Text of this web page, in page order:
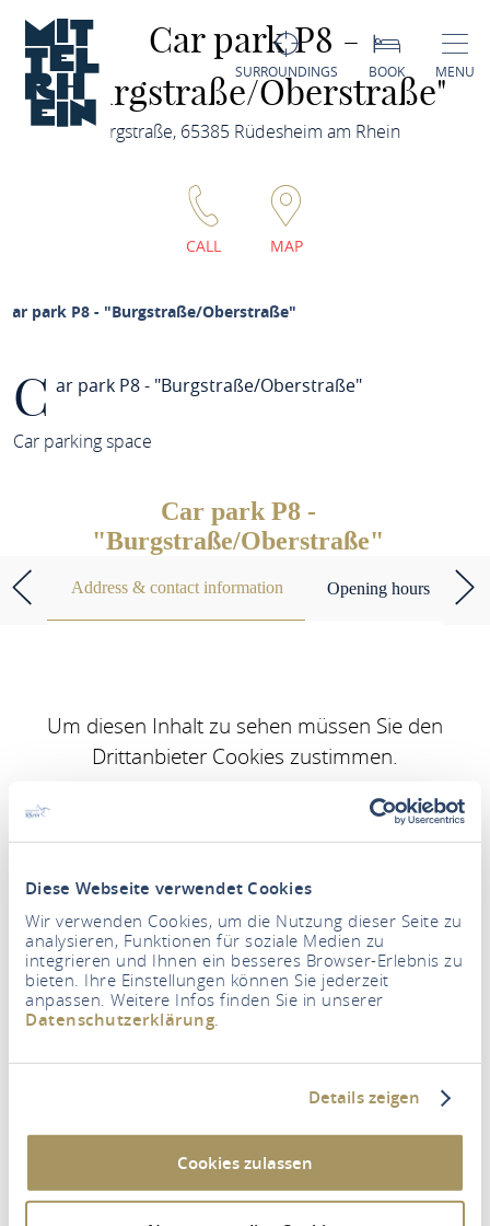
Diese Webseite verwendet Cookies
Wir verwenden Cookies, um die Nutzung dieser Seite zu
analysieren, Funktionen für soziale Medien zu
integrieren und Ihnen ein besseres Browser-Erlebnis zu
bieten. Ihre Einstellungen können Sie jederzeit
anpassen. Weitere Infos finden Sie in unserer
Datenschutzerklärung
Details zeigen
Cookies zulassen
SURROUNDINGS BOOK MENU
Car park P8 -
"Burgstraße/Oberstraße"
Burgstraße, 65385 Rüdesheim am Rhein
CALL MAP
Car park P8 - "Burgstraße/Oberstraße"
C ar park P8 - "Burgstraße/Oberstraße"
Car parking space
Car park P8 -
"Burgstraße/Oberstraße"
Address & contact information Opening hours
Um diesen Inhalt zu sehen müssen Sie den
Drittanbieter Cookies zustimmen.
Burgstraße
65385 Rüdesheim am Rhein
PLAN ROUTE